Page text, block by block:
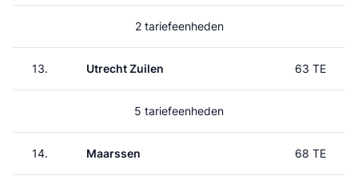
2 tariefeenheden
13. Utrecht Zuilen 63 TE
5 tariefeenheden
14. Maarssen 68 TE